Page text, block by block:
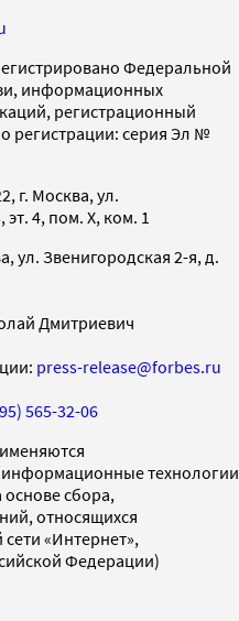
Федеральной
информационных
регистрационный
регистрации: серия Эл №
г. Москва, ул.
4, пом. X, ком. 1
ул. Звенигородская 2-я, д.
Дмитриевич
press-release@forbes.ru
565-32-06
технологии
сбора,
относящихся
«Интернет»,
Федерации)